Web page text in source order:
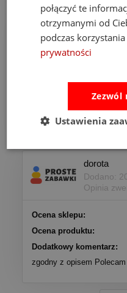
Anna
Dodano:
Opinia
Ocena produktu:
topowa jakość
dorota
Dodano:
Opinia
Ocena sklepu:
Ocena produktu:
Dodatkowy komentarz:
zgodny z opisem
połączyć te
otrzymanymi od
podczas korzystania
prywatności
Zezwól
Ustawienia